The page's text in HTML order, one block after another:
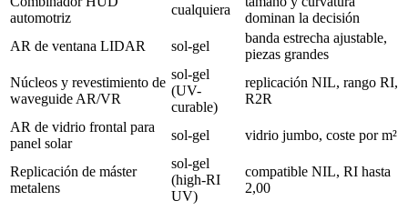
automotriz
cualquiera
dominan la decisión
AR de ventana LIDAR
sol-gel
banda estrecha ajustable,
piezas grandes
Núcleos y revestimiento de
waveguide AR/VR
sol-gel
(UV-
curable)
replicación NIL, rango RI,
R2R
AR de vidrio frontal para
panel solar
sol-gel vidrio jumbo, coste por m²
Replicación de máster
metalens
sol-gel
(high-RI
UV)
compatible NIL, RI hasta
2,00